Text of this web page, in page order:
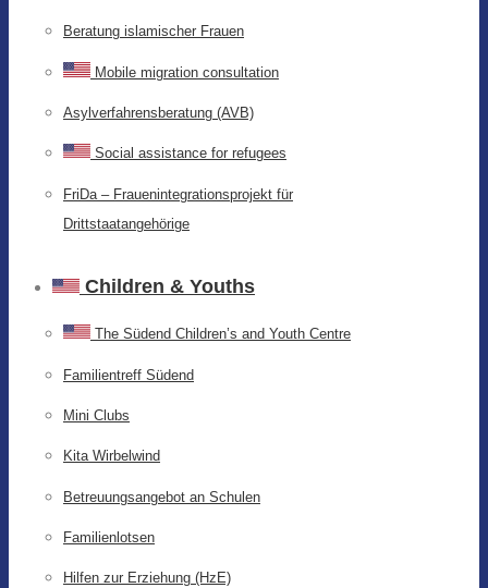
Beratung islamischer Frauen
Mobile migration consultation
Asylverfahrensberatung (AVB)
Social assistance for refugees
FriDa – Frauenintegrationsprojekt für
Drittstaatangehörige
Children & Youths
The Südend Children’s and Youth Centre
Familientreff Südend
Mini Clubs
Kita Wirbelwind
Betreuungsangebot an Schulen
Familienlotsen
Hilfen zur Erziehung (HzE)